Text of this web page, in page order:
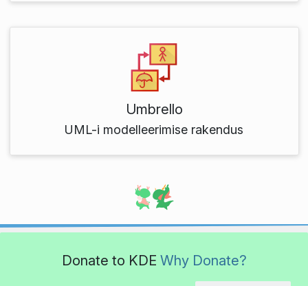
Umbrello
UML-i modelleerimise rakendus
Donate to KDE Why Donate?